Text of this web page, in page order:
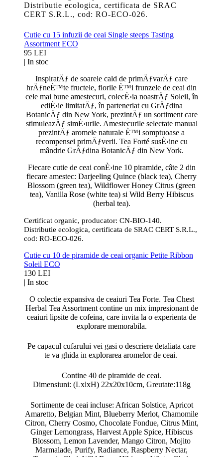
Distributie ecologica, certificata de SRAC
CERT S.R.L., cod: RO-ECO-026.
Cutie cu 15 infuzii de ceai Single steeps Tasting
Assortment ECO
95 LEI
| In stoc
InspiratÄƒ de soarele cald de primÄƒvarÄƒ care
hrÄƒneÈ™te fructele, florile È™i frunzele de ceai din
cele mai bune amestecuri, colecÈ›ia noastrÄƒ Soleil, în
ediÈ›ie limitatÄƒ, în parteneriat cu GrÄƒdina
BotanicÄƒ din New York, prezintÄƒ un sortiment care
stimuleazÄƒ simÈ›urile. Amestecurile selectate manual
prezintÄƒ aromele naturale È™i somptuoase a
recompensei primÄƒverii. Tea Forté susÈ›ine cu
mândrie GrÄƒdina BotanicÄƒ din New York.
Fiecare cutie de ceai conÈ›ine 10 piramide, câte 2 din
fiecare amestec: Darjeeling Quince (black tea), Cherry
Blossom (green tea), Wildflower Honey Citrus (green
tea), Vanilla Rose (white tea) si Wild Berry Hibiscus
(herbal tea).
Certificat organic, producator: CN-BIO-140.
Distributie ecologica, certificata de SRAC CERT S.R.L.,
cod: RO-ECO-026.
Cutie cu 10 de piramide de ceai organic Petite Ribbon
Soleil ECO
130 LEI
| In stoc
O colectie expansiva de ceaiuri Tea Forte. Tea Chest
Herbal Tea Assortment contine un mix impresionant de
ceaiuri lipsite de cofeina, care invita la o experienta de
explorare memorabila.
Pe capacul cufarului vei gasi o descriere detaliata care
te va ghida in explorarea aromelor de ceai.
Contine 40 de piramide de ceai.
Dimensiuni: (LxlxH) 22x20x10cm, Greutate:118g
Sortimente de ceai incluse: African Solstice, Apricot
Amaretto, Belgian Mint, Blueberry Merlot, Chamomile
Citron, Cherry Cosmo, Chocolate Fondue, Citrus Mint,
Ginger Lemongrass, Harvest Apple Spice, Hibiscus
Blossom, Lemon Lavender, Mango Citron, Mojito
Marmalade, Purify, Radiance, Raspberry Nectar,